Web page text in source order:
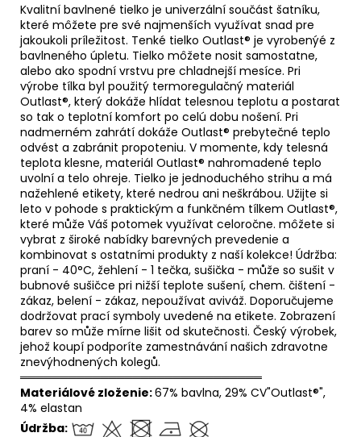
Kvalitní bavlnené tielko je univerzální součást šatníku,
které môžete pre své najmenších využívat snad pre
jakoukoli príležitost. Tenké tielko Outlast® je vyrobenýé z
bavlneného úpletu. Tielko môžete nosit samostatne,
alebo ako spodní vrstvu pre chladnejší mesíce. Pri
výrobe tílka byl použitý termoregulačný materiál
Outlast®, který dokáže hlídat telesnou teplotu a postarat
so tak o teplotní komfort po celú dobu nošení. Pri
nadmerném zahrátí dokáže Outlast® prebytečné teplo
odvést a zabránit propoteniu. V momente, kdy telesná
teplota klesne, materiál Outlast® nahromadené teplo
uvolní a telo ohreje. Tielko je jednoduchého strihu a má
nažehlené etikety, které nedrou ani neškrábou. Užijte si
leto v pohode s praktickým a funkčném tílkem Outlast®,
které může Váš potomek využívat celoročne. môžete si
vybrat z široké nabídky barevných prevedenie a
kombinovat s ostatními produkty z naší kolekce! Údržba:
praní - 40°C, žehlení - 1 tečka, sušička - může so sušit v
bubnové sušičce pri nižší teplote sušení, chem. čištení -
zákaz, belení - zákaz, nepoužívat aviváž. Doporučujeme
dodržovat prací symboly uvedené na etikete. Zobrazení
barev so může mírne lišit od skutečnosti. Český výrobek,
jehož koupí podporíte zamestnávání našich zdravotne
znevýhodnených kolegů.
══════════════════════════════
Materiálové zloženie:67% bavlna, 29% CV"Outlast®",
4% elastan
Údržba: